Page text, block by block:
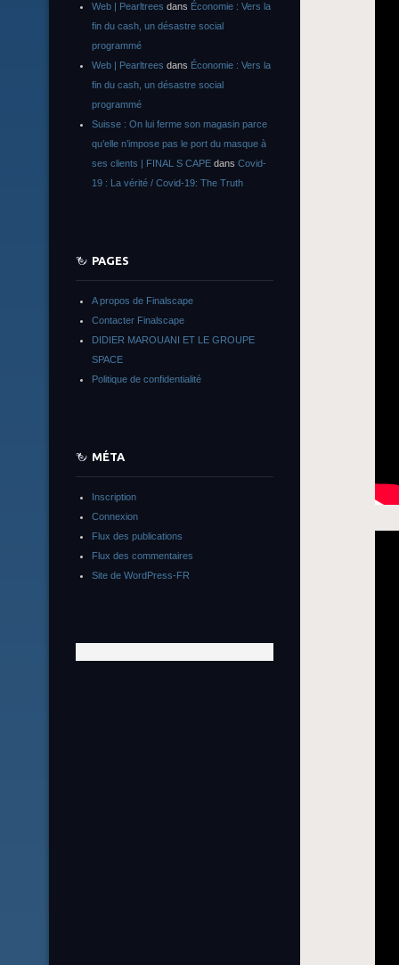
Web | Pearltrees dans Économie : Vers la
fin du cash, un désastre social
programmé
Web | Pearltrees dans Économie : Vers la
fin du cash, un désastre social
programmé
Suisse : On lui ferme son magasin parce
qu’elle n’impose pas le port du masque à
ses clients | FINAL S CAPE dans Covid-
19 : La vérité / Covid-19: The Truth
PAGES
A propos de Finalscape
Contacter Finalscape
DIDIER MAROUANI ET LE GROUPE
SPACE
Politique de confidentialité
MÉTA
Inscription
Connexion
Flux des publications
Flux des commentaires
Site de WordPress-FR